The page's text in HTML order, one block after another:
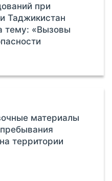
при
Таджикистан
тему: «Вызовы
материалы
территории